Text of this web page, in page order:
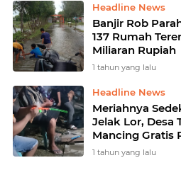
Headline News
Banjir Rob
137 Rumah
Miliaran Rupiah
1 tahun yang lalu
Headline News
Meriahnya
Jelak Lor, Desa
Mancing Gratis
1 tahun yang lalu